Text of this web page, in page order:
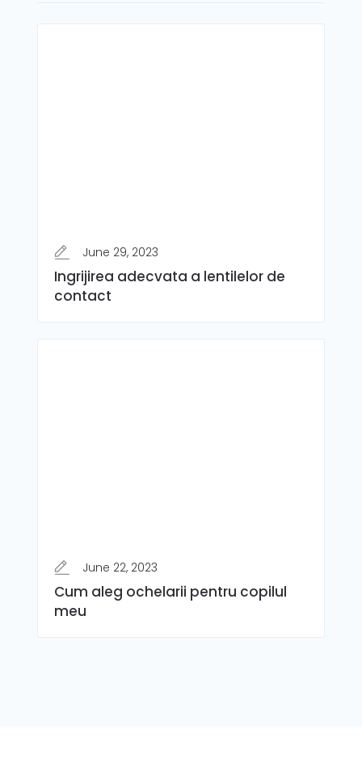
June 29, 2023
Ingrijirea adecvata a lentilelor de
contact
June 22, 2023
Cum aleg ochelarii pentru copilul
meu